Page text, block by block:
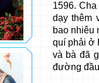
1596.
dạy thêm
bao nhiêu
quí phải ở
và bà đã
đường